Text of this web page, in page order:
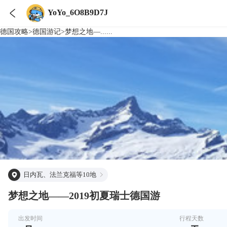
 YoYo_6O8B9D7J
德国 攻略>德国 游记>梦想之地—......
日内瓦、法兰克福等10地
梦想之地——2019初夏瑞士德国游
出发时间 行程天数